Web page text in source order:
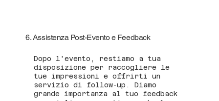
6. Assistenza Post-Evento e Feedback
Dopo l'evento, restiamo a tua
disposizione per raccogliere le
tue impressioni e offrirti un
servizio di follow-up. Diamo
grande importanza al tuo feedback